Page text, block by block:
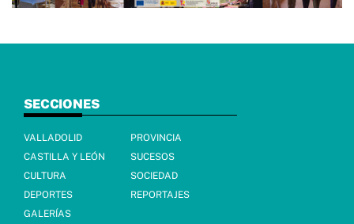
SECCIONES
VALLADOLID
PROVINCIA
CASTILLA Y LEÓN
SUCESOS
CULTURA
SOCIEDAD
DEPORTES
REPORTAJES
GALERÍAS